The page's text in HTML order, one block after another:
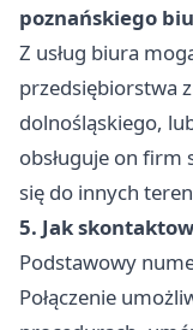
poznańskiego
Z usług biura
przedsiębiorstwa
dolnośląskiego,
obsługuje on firm
się do innych
5. Jak
Podstawowy
Połączenie